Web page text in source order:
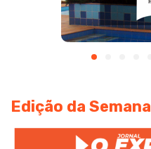
Edição da Semana